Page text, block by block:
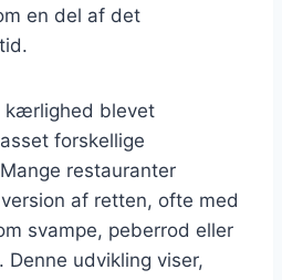
en del af det
kærlighed blevet
forskellige
restauranter
af retten, ofte med
svampe, peberrod eller
udvikling viser,